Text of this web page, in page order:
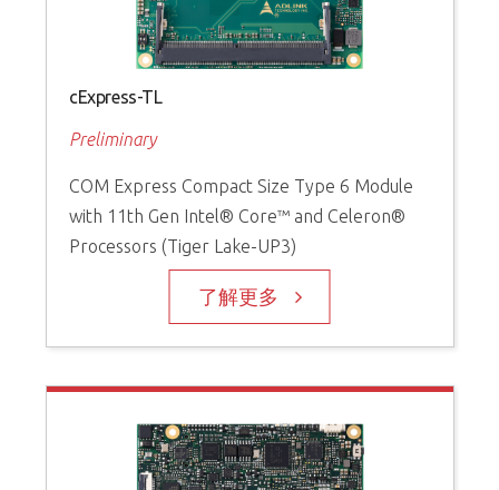
cExpress-TL
Preliminary
COM Express Compact Size Type 6 Module
with 11th Gen Intel® Core™ and Celeron®
Processors (Tiger Lake-UP3)
了解更多